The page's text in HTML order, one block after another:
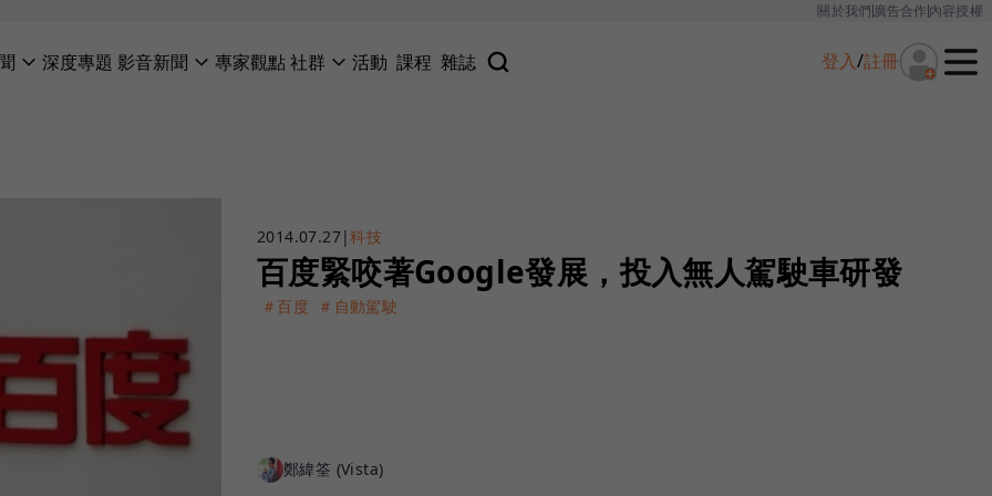
關於我們廣告合作內容授權
深度專題 影音新聞 專家觀點社群 活動 課程 雜誌 登入/註冊
2014.07.27|科技
百度緊咬著Google發展，投入無人駕駛車研發
＃百度 ＃自動駕駛
鄭緯筌 (Vista)